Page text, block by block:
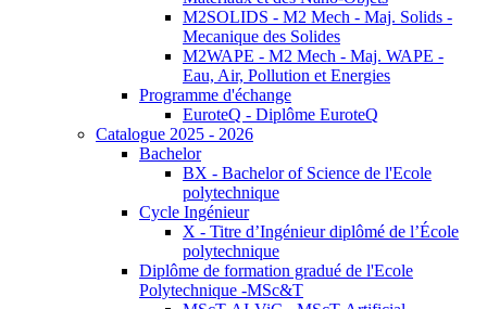
M2SOLIDS - M2 Mech - Maj. Solids -
Mecanique des Solides
M2WAPE - M2 Mech - Maj. WAPE -
Eau, Air, Pollution et Energies
Programme d'échange
EuroteQ - Diplôme EuroteQ
Catalogue 2025 - 2026
Bachelor
BX - Bachelor of Science de l'Ecole
polytechnique
Cycle Ingénieur
X - Titre d’Ingénieur diplômé de l’École
polytechnique
Diplôme de formation gradué de l'Ecole
Polytechnique -MSc&T